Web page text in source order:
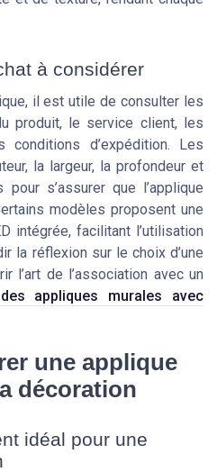
à considérer
il est utile de consulter les
produit, le service client, les
d’expédition. Les
la largeur, la profondeur et
s’assurer que l’applique
modèles proposent une
intégrée, facilitant l’utilisation
la réflexion sur le choix d’une
l’art de l’association avec un
appliques murales avec
une applique
décoration
idéal pour une